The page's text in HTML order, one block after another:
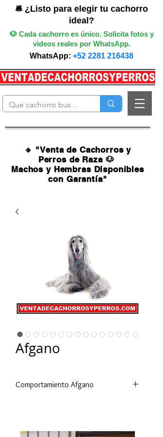
🛎️ ¿Listo para elegir tu cachorro
ideal?
🐶 Cada cachorro es único. Solicita fotos y
videos reales por WhatsApp.
WhatsApp: +52 2281 216438
🔹 "Venta de Cachorros y
Perros de Raza 🐶
Machos y Hembras Disponibles
con Garantía"
Afgano
Comportamiento Afgano
también callado y payaso cuando